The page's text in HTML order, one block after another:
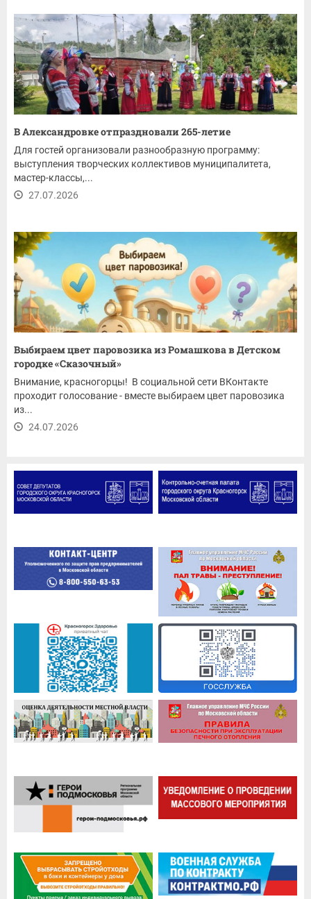
В Александровке отпраздновали 265-летие
Для гостей организовали разнообразную программу:
выступления творческих коллективов муниципалитета,
мастер-классы,...
27.07.2026
Выбираем цвет паровозика из Ромашкова в Детском
городке «Сказочный»
Внимание, красногорцы! В социальной сети ВКонтакте
проходит голосование - вместе выбираем цвет паровозика
из...
24.07.2026